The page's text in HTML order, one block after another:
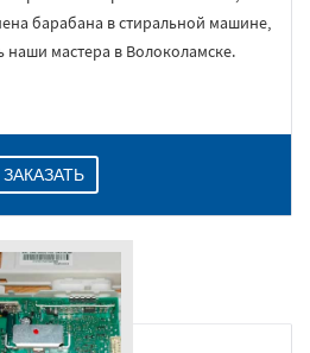
барабана в стиральной машине,
наши мастера в Волоколамске.
ЗАКАЗАТЬ